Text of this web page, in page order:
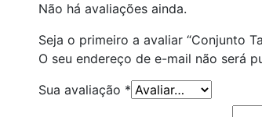
Não há avaliações ainda.
Seja o primeiro a avaliar “Conjunto
O seu endereço de e-mail não será
Sua avaliação *